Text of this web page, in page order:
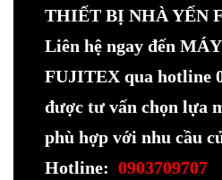
THIẾT BỊ NHÀ YẾN
Liên hệ ngay đến
FUJITEX qua hotline
được tư vấn chọn lựa
phù hợp với nhu cầu
Hotline: 0903709707